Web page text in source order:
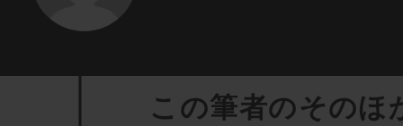
この筆者のそのほ